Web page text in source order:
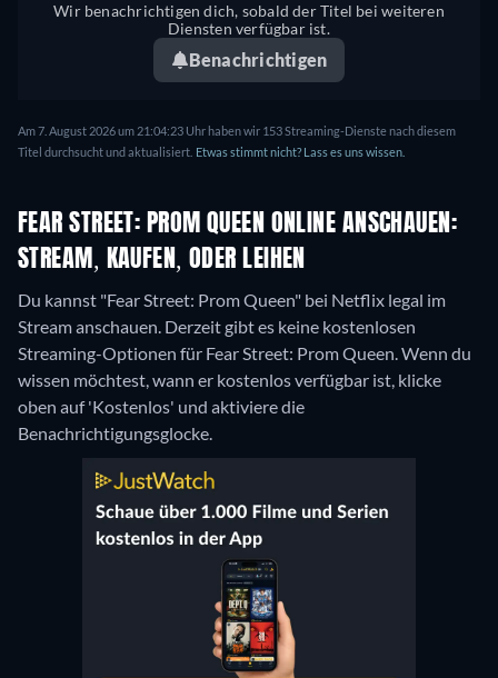
Wir benachrichtigen dich, sobald der Titel bei weiteren
Diensten verfügbar ist.
Benachrichtigen
Am 7. August 2026 um 21:04:23 Uhr haben wir 153 Streaming-Dienste nach diesem
Titel durchsucht und aktualisiert. Etwas stimmt nicht? Lass es uns wissen.
FEAR STREET: PROM QUEEN ONLINE ANSCHAUEN:
STREAM, KAUFEN, ODER LEIHEN
Du kannst "Fear Street: Prom Queen" bei Netflix legal im
Stream anschauen. Derzeit gibt es keine kostenlosen
Streaming-Optionen für Fear Street: Prom Queen. Wenn du
wissen möchtest, wann er kostenlos verfügbar ist, klicke
oben auf 'Kostenlos' und aktiviere die
Benachrichtigungsglocke.